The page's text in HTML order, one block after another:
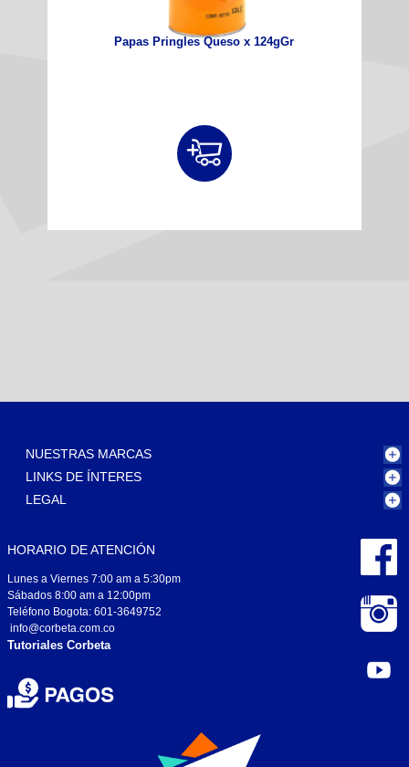
Papas Pringles Queso x 124gGr
NUESTRAS MARCAS
LINKS DE ÍNTERES
LEGAL
HORARIO DE ATENCIÓN
Lunes a Viernes 7:00 am a 5:30pm
Sábados 8:00 am a 12:00pm
Teléfono Bogota: 601-3649752
info@corbeta.com.co
Tutoriales Corbeta